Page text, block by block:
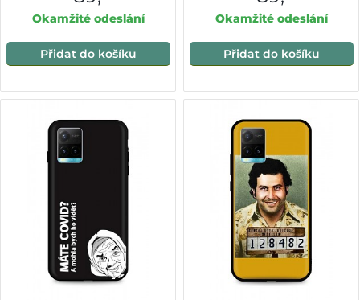
Okamžité odeslání
Přidat do košíku
Okamžité odeslání
Přidat do košíku